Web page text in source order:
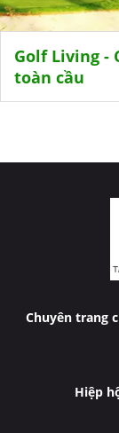
Golf Living -
toàn cầu
Chuyên trang
Hiệp